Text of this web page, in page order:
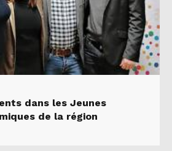
dans les Jeunes
de la région